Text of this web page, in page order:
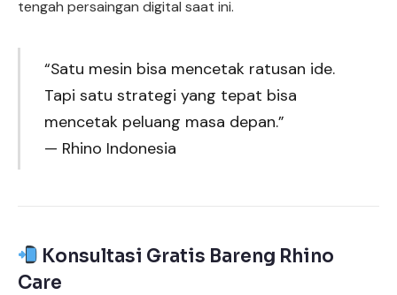
tengah persaingan digital saat ini.
“Satu mesin bisa mencetak ratusan ide.
Tapi satu strategi yang tepat bisa
mencetak peluang masa depan.”
— Rhino Indonesia
Konsultasi Gratis Bareng Rhino
Care